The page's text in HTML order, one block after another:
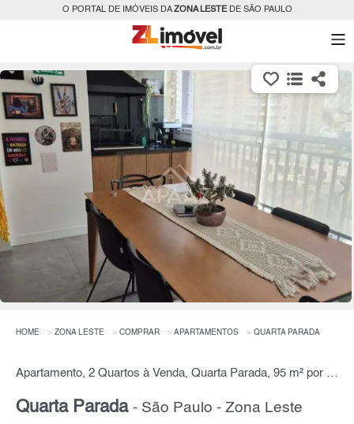
O PORTAL DE IMÓVEIS DAZONA LESTEDE SÃO PAULO
HOME ZONA LESTE COMPRAR APARTAMENTOS QUARTA PARADA
Apartamento, 2 Quartos à Venda, Quarta Parada, 95 m² por R$ 1.470.000,00
Quarta Parada - São Paulo - Zona Leste